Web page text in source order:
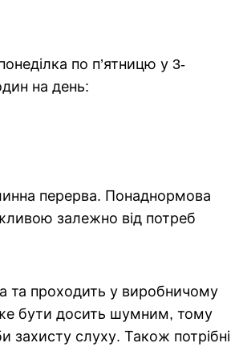
по п’ятницю у 3-
на день:
перерва. Понаднормова
залежно від потреб
та проходить у виробничому
бути досить шумним, тому
захисту слуху. Також потрібні